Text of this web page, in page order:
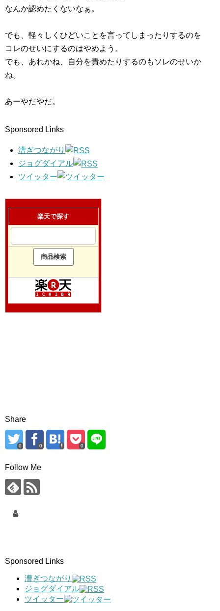
なんか認めたくないなぁ。
でも、軽々しくひどいことを言ってしまったりするのを
コレのせいにするのはやめよう。
でも、あれかね、自分を責めたりするのもソレのせいか
ね。
あーやだやだ。
Sponsored Links
漕ぎつながり
ジョグダイアル
ツイッター
楽天で探す
Share
0 0 0
Follow Me
Sponsored Links
漕ぎつながり
ジョグダイアル
ツイッター